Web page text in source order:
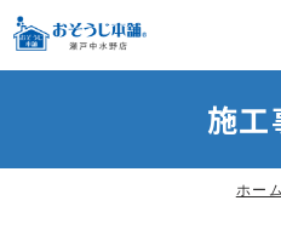
施工
ホーム